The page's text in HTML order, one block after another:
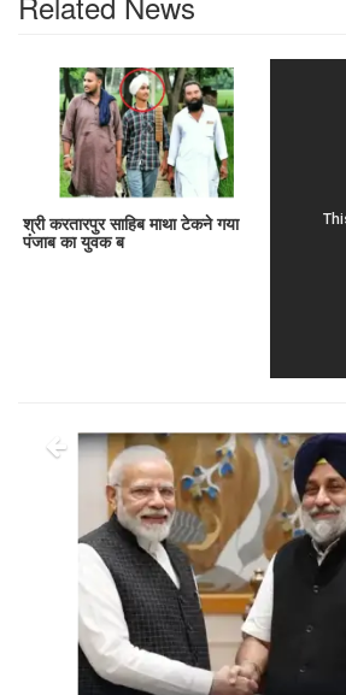
श्री करतारपुर साहिब माथा टेकने गया
पंजाब का युवक ब